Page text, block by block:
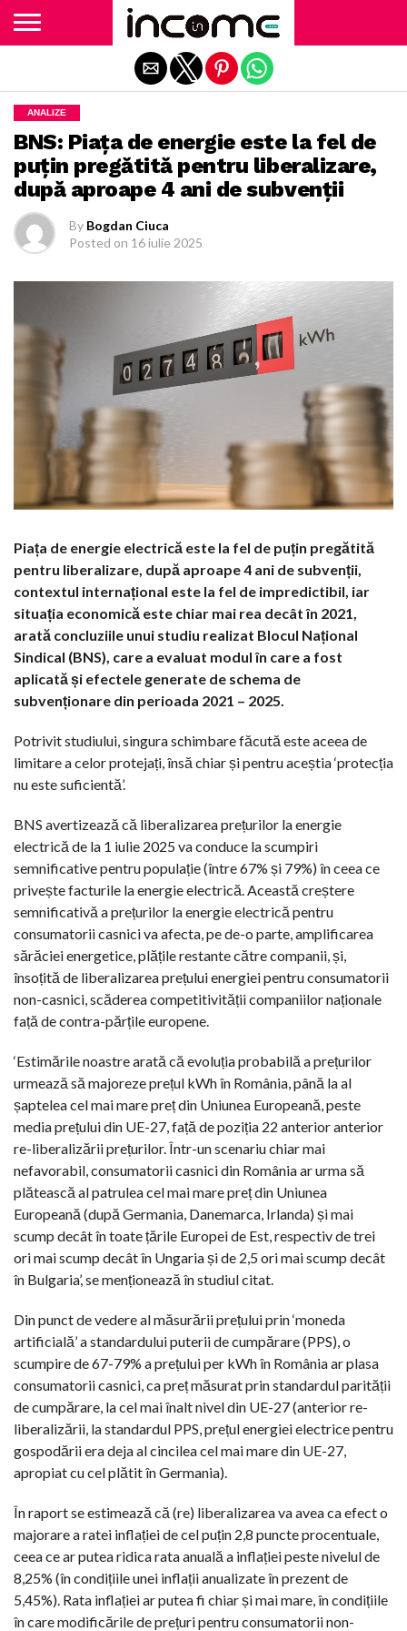
ANALIZE
BNS: Piața de energie este la fel de
puțin pregătită pentru liberalizare,
după aproape 4 ani de subvenții
By Bogdan Ciuca
Posted on 16 iulie 2025
Piața de energie electrică este la fel de puțin pregătită
pentru liberalizare, după aproape 4 ani de subvenții,
contextul internațional este la fel de impredictibil, iar
situația economică este chiar mai rea decât în 2021,
arată concluziile unui studiu realizat Blocul Național
Sindical (BNS), care a evaluat modul în care a fost
aplicată și efectele generate de schema de
subvenționare din perioada 2021 – 2025.
Potrivit studiului, singura schimbare făcută este aceea de
limitare a celor protejați, însă chiar și pentru aceștia ‘protecția
nu este suficientă’.
BNS avertizează că liberalizarea prețurilor la energie
electrică de la 1 iulie 2025 va conduce la scumpiri
semnificative pentru populație (între 67% și 79%) în ceea ce
privește facturile la energie electrică. Această creștere
semnificativă a prețurilor la energie electrică pentru
consumatorii casnici va afecta, pe de-o parte, amplificarea
sărăciei energetice, plățile restante către companii, și,
însoțită de liberalizarea prețului energiei pentru consumatorii
non-casnici, scăderea competitivității companiilor naționale
față de contra-părțile europene.
‘Estimările noastre arată că evoluția probabilă a prețurilor
urmează să majoreze prețul kWh în România, până la al
șaptelea cel mai mare preț din Uniunea Europeană, peste
media prețului din UE-27, față de poziția 22 anterior anterior
re-liberalizării prețurilor. Într-un scenariu chiar mai
nefavorabil, consumatorii casnici din România ar urma să
plătească al patrulea cel mai mare preț din Uniunea
Europeană (după Germania, Danemarca, Irlanda) și mai
scump decât în toate țările Europei de Est, respectiv de trei
ori mai scump decât în Ungaria și de 2,5 ori mai scump decât
în Bulgaria’, se menționează în studiul citat.
Din punct de vedere al măsurării prețului prin ‘moneda
artificială’ a standardului puterii de cumpărare (PPS), o
scumpire de 67-79% a prețului per kWh în România ar plasa
consumatorii casnici, ca preț măsurat prin standardul parității
de cumpărare, la cel mai înalt nivel din UE-27 (anterior re-
liberalizării, la standardul PPS, prețul energiei electrice pentru
gospodării era deja al cincilea cel mai mare din UE-27,
apropiat cu cel plătit în Germania).
În raport se estimează că (re) liberalizarea va avea ca efect o
majorare a ratei inflației de cel puțin 2,8 puncte procentuale,
ceea ce ar putea ridica rata anuală a inflației peste nivelul de
8,25% (în condițiile unei inflații anualizate în prezent de
5,45%). Rata inflației ar putea fi chiar și mai mare, în condițiile
în care modificările de prețuri pentru consumatorii non-
Exit mobile version